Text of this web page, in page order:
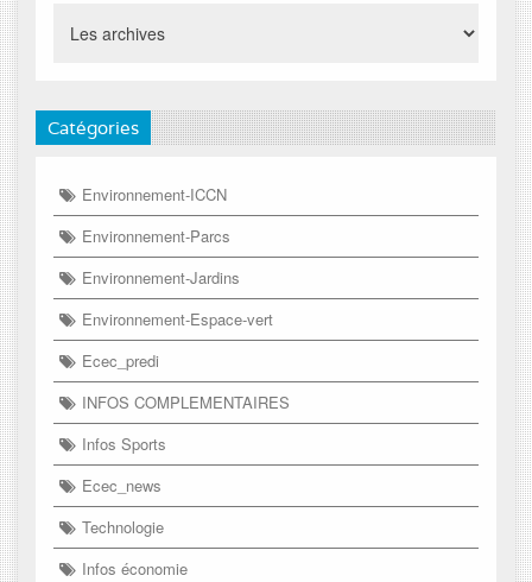
Catégories
Environnement-ICCN
Environnement-Parcs
Environnement-Jardins
Environnement-Espace-vert
Ecec_predi
INFOS COMPLEMENTAIRES
Infos Sports
Ecec_news
Technologie
Infos économie